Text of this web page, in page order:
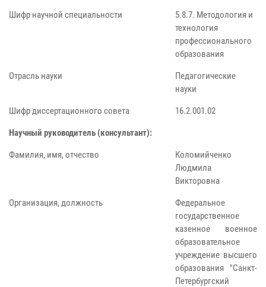
Шифр научной специальности
5.8.7. Методология и
технология
профессионального
образования
Отрасль науки
Педагогические
науки
Шифр диссертационного совета 16.2.001.02
Научный руководитель (консультант):
Фамилия, имя, отчество
Коломийченко
Людмила
Викторовна
Организация, должность
Федеральное
государственное
казенное военное
образовательное
учреждение высшего
образования "Санкт-
Петербургский